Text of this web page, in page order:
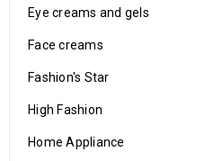
Eye creams and gels
Face creams
Fashion's Star
High Fashion
Home Appliance